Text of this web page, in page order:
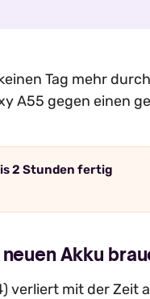
Tag mehr
A55 gegen einen
2 Stunden fertig
Akku
verliert mit der Zeit